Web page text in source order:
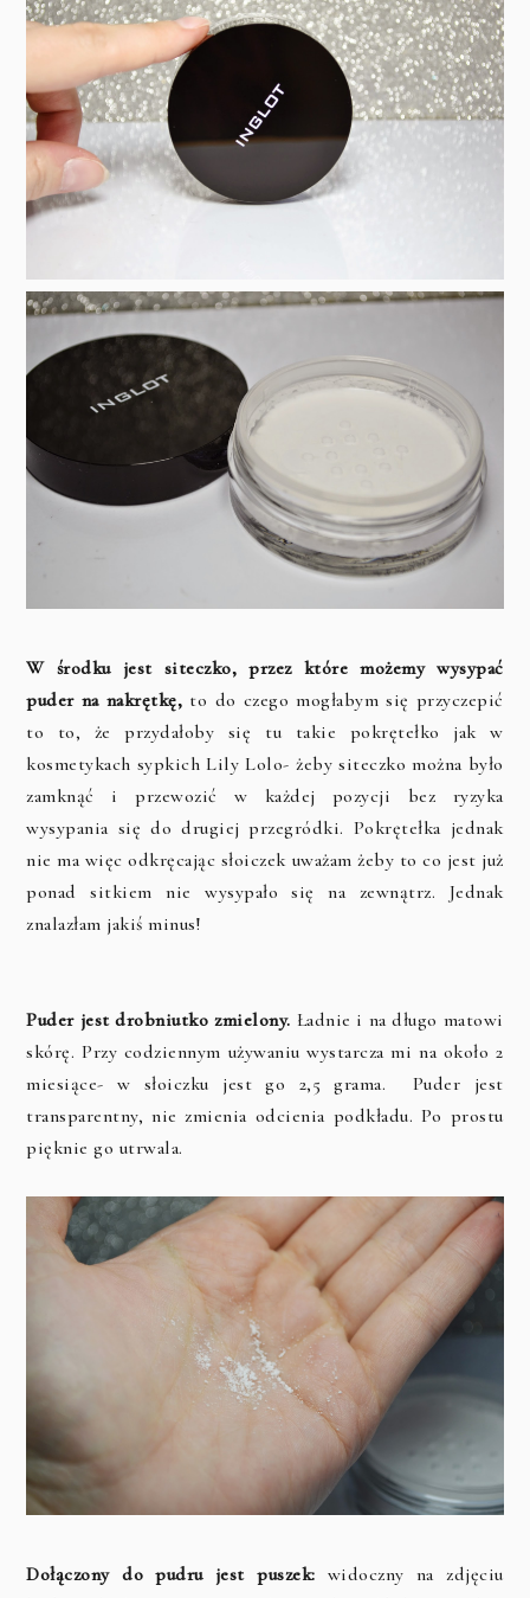
W środku jest siteczko, przez które możemy wysypać
puder na nakrętkę, to do czego mogłabym się przyczepić
to to, że przydałoby się tu takie pokrętełko jak w
kosmetykach sypkich Lily Lolo- żeby siteczko można było
zamknąć i przewozić w każdej pozycji bez ryzyka
wysypania się do drugiej przegródki. Pokrętełka jednak
nie ma więc odkręcając słoiczek uważam żeby to co jest już
ponad sitkiem nie wysypało się na zewnątrz. Jednak
znalazłam jakiś minus!
Puder jest drobniutko zmielony. Ładnie i na długo matowi
skórę. Przy codziennym używaniu wystarcza mi na około 2
miesiące- w słoiczku jest go 2,5 grama. Puder jest
transparentny, nie zmienia odcienia podkładu. Po prostu
pięknie go utrwala.
Dołączony do pudru jest puszek: widoczny na zdjęciu